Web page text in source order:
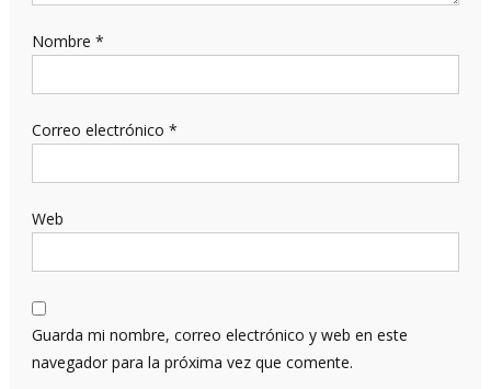
Nombre *
Correo electrónico *
Web
Guarda mi nombre, correo electrónico y web en este
navegador para la próxima vez que comente.